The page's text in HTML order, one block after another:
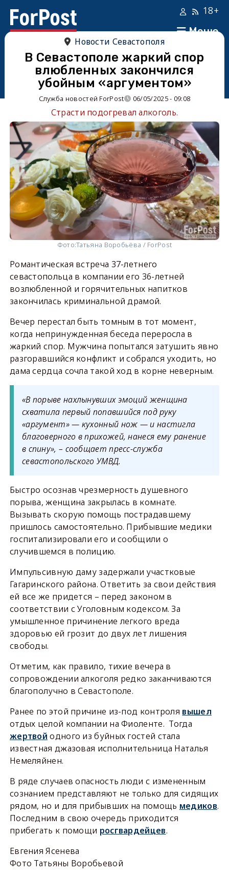
Меню
18+
Новости Севастополя
В Севастополе жаркий спор
влюбленных закончился
убойным «аргументом»
Служба новостей ForPost 06/05/2025 - 09:08
Страсти подогревал алкоголь.
Фото:Татьяна Воробьёва / ForPost
Романтическая встреча 37-летнего
севастопольца в компании его 36-летней
возлюбленной и горячительных напитков
закончилась криминальной драмой.
Вечер перестал быть томным в тот момент,
когда непринужденная беседа переросла в
жаркий спор. Мужчина попытался затушить явно
разгоравшийся конфликт и собрался уходить, но
дама сердца сочла такой ход в корне неверным.
«В порыве нахлынувших эмоций женщина
схватила первый попавшийся под руку
«аргумент» — кухонный нож — и настигла
благоверного в прихожей, нанеся ему ранение
в спину», – сообщает пресс-служба
севастопольского УМВД.
Быстро осознав чрезмерность душевного
порыва, женщина закрылась в комнате.
Вызывать скорую помощь пострадавшему
пришлось самостоятельно. Прибывшие медики
госпитализировали его и сообщили о
случившемся в полицию.
Импульсивную даму задержали участковые
Гагаринского района. Ответить за свои действия
ей все же придется – перед законом в
соответствии с Уголовным кодексом. За
умышленное причинение легкого вреда
здоровью ей грозит до двух лет лишения
свободы.
Отметим, как правило, тихие вечера в
сопровождении алкоголя редко заканчиваются
благополучно в Севастополе.
Ранее по этой причине из-под контроля вышел
отдых целой компании на Фиоленте. Тогда
жертвой одного из буйных гостей стала
известная джазовая исполнительница Наталья
Немеляйнен.
В ряде случаев опасность люди с измененным
сознанием представляют не только для сидящих
рядом, но и для прибывших на помощь медиков.
Последним в свою очередь приходится
прибегать к помощи росгвардейцев.
Евгения Ясенева
Фото Татьяны Воробьевой